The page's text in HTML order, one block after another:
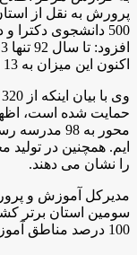
پرورش به نقل از
500 دانشجوی
اکنون این میزان به 13 انجمن رسیده است.
را نشان می دهند.
مديركل آموزش و
سومین استان برتر
100 درصد مناطق آموزشی مازندران دارای پژوهش سرا هستند.